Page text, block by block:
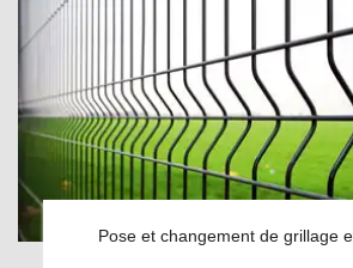
Pose et changement de grillage